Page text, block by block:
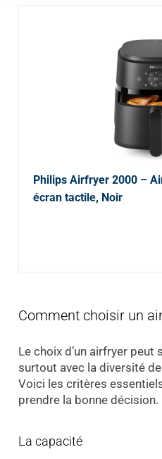
Philips Airfryer 2000 –
écran tactile, Noir
Comment choisir un
Le choix d’un airfryer peut
surtout avec la diversité
Voici les critères
prendre la bonne décision.
La capacité